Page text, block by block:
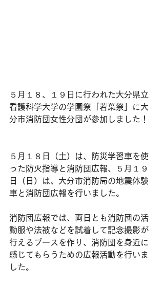
５月１８、１９日に行われた大分県立
看護科学大学の学園祭「若葉祭」に大
分市消防団女性分団が参加しました！
５月１８日（土）は、防災学習車を使
った防火指導と消防団広報、５月１９
日（日）は、大分市消防局の地震体験
車と消防団広報を行いました。
消防団広報では、両日とも消防団の活
動服や法被などを試着して記念撮影が
行えるブースを作り、消防団を身近に
感じてもらうための広報活動を行いま
した。